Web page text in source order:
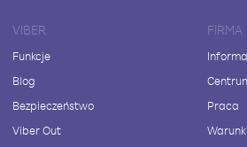
VIBER
Funkcje
Blog
Bezpieczeństwo
Viber Out
FIRMA
Praca